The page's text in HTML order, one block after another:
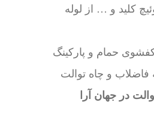
کلید و … از لوله
حمام و پارکینگ
فاضلاب و چاه توالت
در جهان آرا